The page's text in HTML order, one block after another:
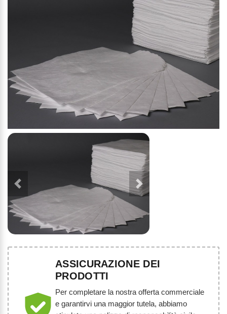
ASSICURAZIONE DEI
PRODOTTI
Per completare la nostra offerta commerciale
e garantirvi una maggior tutela, abbiamo